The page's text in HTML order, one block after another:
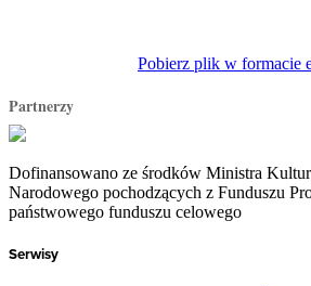
Pobierz plik w formacie
Partnerzy
Dofinansowano ze środków Ministra
Narodowego pochodzących z Funduszu
państwowego funduszu celowego
Serwisy